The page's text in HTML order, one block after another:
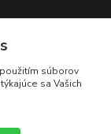
súborov
sa Vašich